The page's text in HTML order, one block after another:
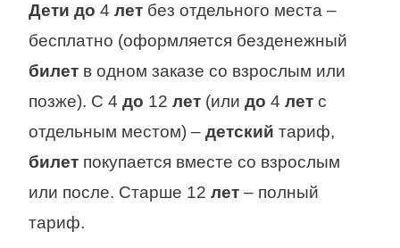
Дети до 4 лет без отдельного места –
бесплатно (оформляется безденежный
билет в одном заказе со взрослым или
позже). С 4 до 12 лет (или до 4 лет с
отдельным местом) – детский тариф,
билет покупается вместе со взрослым
или после. Старше 12 лет – полный
тариф.